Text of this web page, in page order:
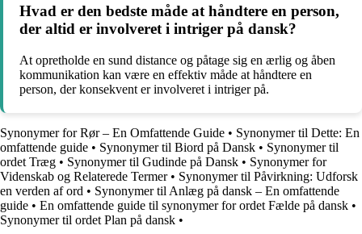
Hvad er den bedste måde at håndtere en person,
der altid er involveret i intriger på dansk?
At opretholde en sund distance og påtage sig en ærlig og åben
kommunikation kan være en effektiv måde at håndtere en
person, der konsekvent er involveret i intriger på.
Synonymer for Rør – En Omfattende Guide • Synonymer til Dette: En
omfattende guide • Synonymer til Biord på Dansk • Synonymer til
ordet Træg • Synonymer til Gudinde på Dansk • Synonymer for
Videnskab og Relaterede Termer• Synonymer til Påvirkning: Udforsk
en verden af ord • Synonymer til Anlæg på dansk – En omfattende
guide • En omfattende guide til synonymer for ordet Fælde på dansk •
Synonymer til ordet Plan på dansk •